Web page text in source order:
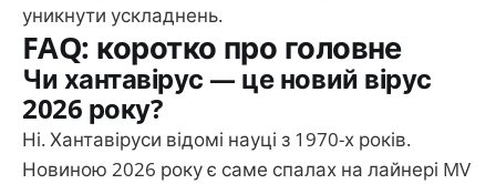
уникнути ускладнень.
FAQ: коротко про головне
Чи хантавірус — це новий вірус
2026 року?
Ні. Хантавіруси відомі науці з 1970-х років.
Новиною 2026 року є саме спалах на лайнері MV